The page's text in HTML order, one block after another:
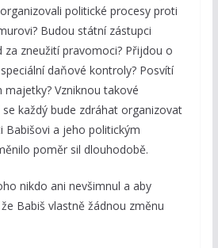
politické procesy proti
Budou státní zástupci
zneužití pravomoci? Přijdou o
daňové kontroly? Posvítí
Vzniknou takové
každý bude zdráhat organizovat
Babišovi a jeho politickým
poměr sil dlouhodobě.
nikdo ani nevšimnul a aby
Babiš vlastně žádnou změnu